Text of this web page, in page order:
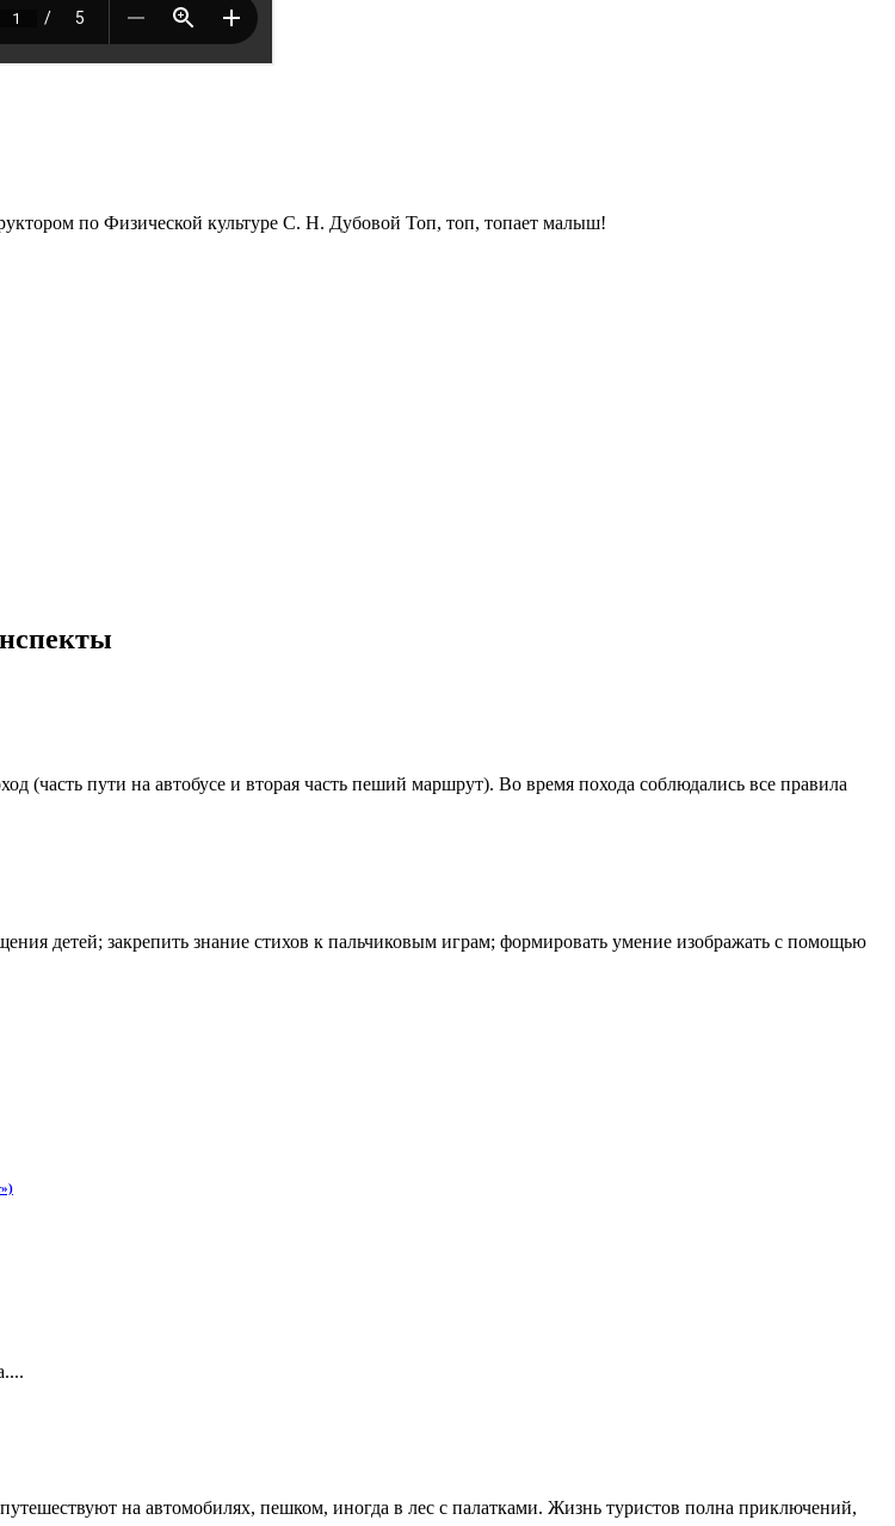
по Физической культуре С. Н. Дубовой Топ, топ, топает малыш!
(часть пути на автобусе и вторая часть пеший маршрут). Во время похода соблюдались все правила
детей; закрепить знание стихов к пальчиковым играм; формировать умение изображать с помощью
на автомобилях, пешком, иногда в лес с палатками. Жизнь туристов полна приключений,